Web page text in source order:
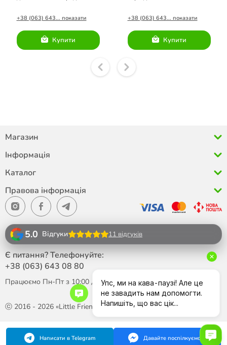
+38 (063) 643... показати
Купити
+38 (063) 643... показати
Купити
Магазин
Інформація
Каталог
Правова інформація
ⓒ 2016 - 2026 «Little Friend»
5.0 Відгуки 11 відгуків
Є питання? Телефонуйте:
+38 (063) 643 08 80
Працюємо Пн-Пт з 10:00 до 18:00
Написати в Telegram Давайте поспілкуємося